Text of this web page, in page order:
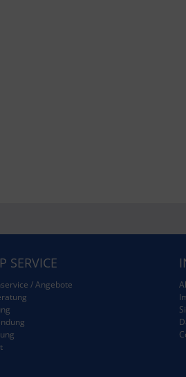
SERVICE
/ Angebote